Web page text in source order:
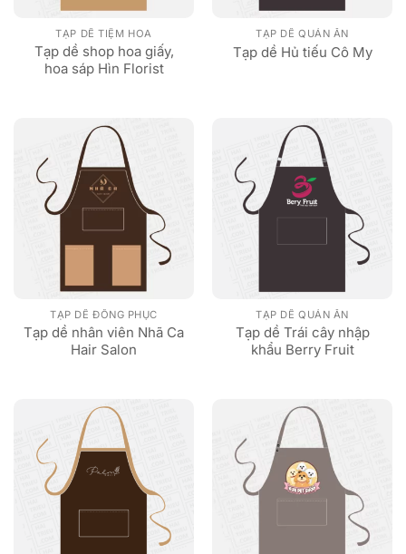
TẠP DỀ TIỆM HOA
Tạp dề shop hoa giấy,
hoa sáp Hìn Florist
TẠP DỀ QUÁN ĂN
Tạp dề Hủ tiếu Cô My
TẠP DỀ ĐỒNG PHỤC
Tạp dề nhân viên Nhã Ca
Hair Salon
TẠP DỀ QUÁN ĂN
Tạp dề Trái cây nhập
khẩu Berry Fruit